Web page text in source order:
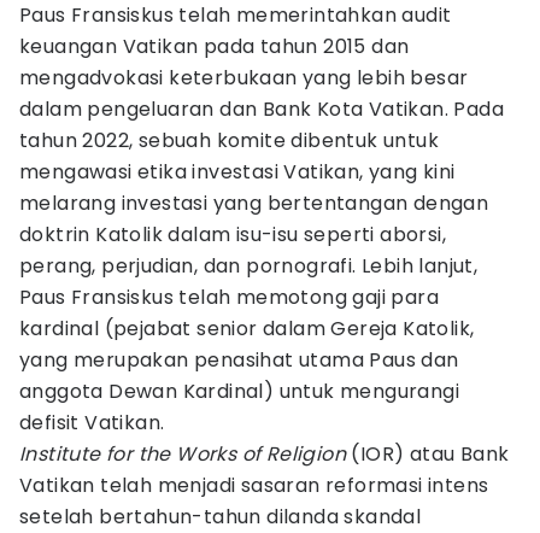
Paus Fransiskus telah memerintahkan audit
keuangan Vatikan pada tahun 2015 dan
mengadvokasi keterbukaan yang lebih besar
dalam pengeluaran dan Bank Kota Vatikan. Pada
tahun 2022, sebuah komite dibentuk untuk
mengawasi etika investasi Vatikan, yang kini
melarang investasi yang bertentangan dengan
doktrin Katolik dalam isu-isu seperti aborsi,
perang, perjudian, dan pornografi. Lebih lanjut,
Paus Fransiskus telah memotong gaji para
kardinal (pejabat senior dalam Gereja Katolik,
yang merupakan penasihat utama Paus dan
anggota Dewan Kardinal) untuk mengurangi
defisit Vatikan.
Institute for the Works of Religion(IOR) atau Bank
Vatikan telah menjadi sasaran reformasi intens
setelah bertahun-tahun dilanda skandal